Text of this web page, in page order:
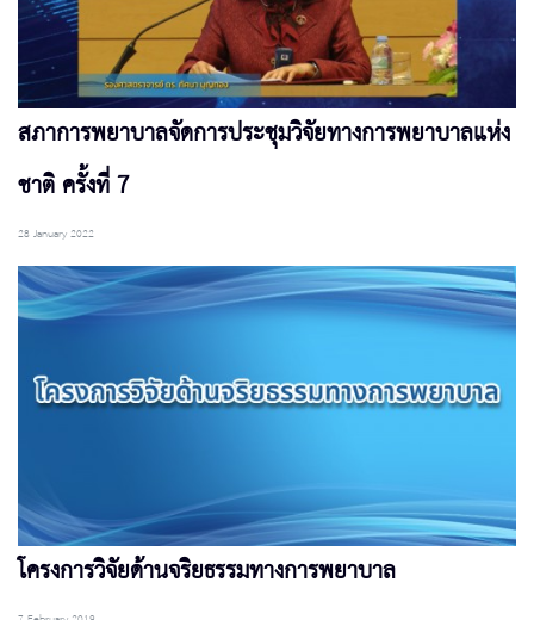
สภาการพยาบาลจัดการประชุมวิจัยทางการพยาบาลแห่ง
ชาติ ครั้งที่ 7
28 January 2022
โครงการวิจัยด้านจริยธรรมทางการพยาบาล